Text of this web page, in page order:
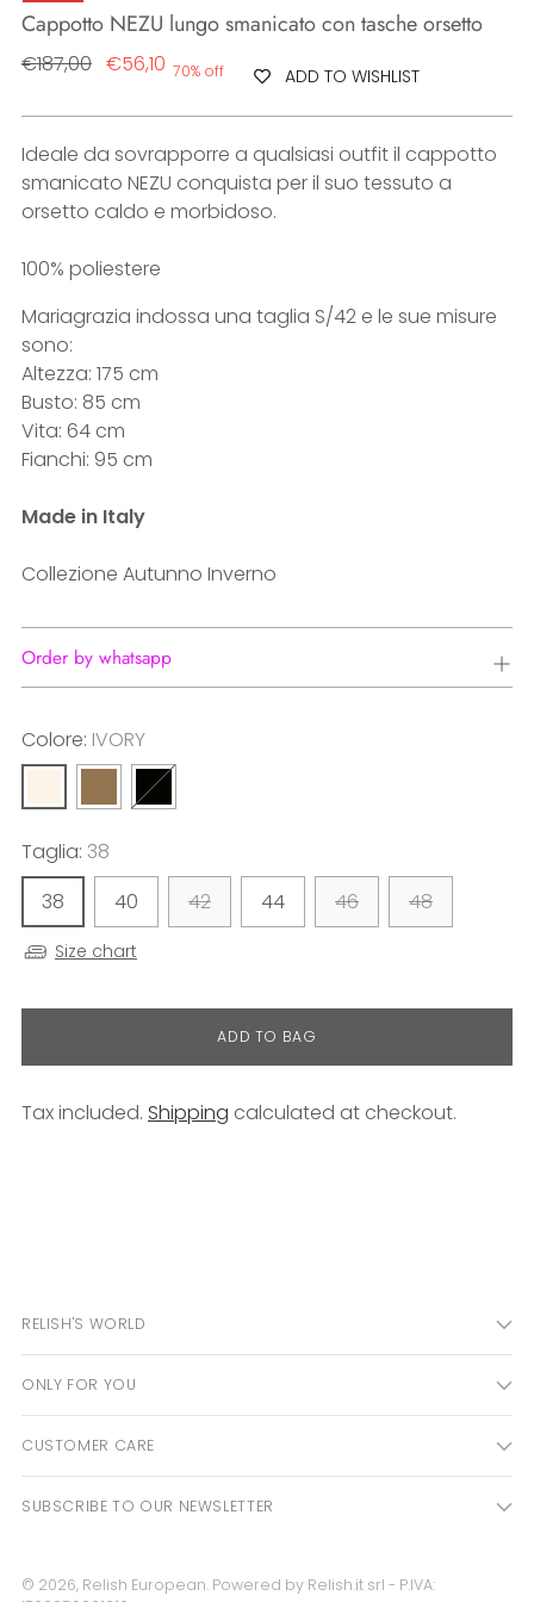
Cappotto NEZU lungo smanicato con tasche orsetto
Regular
€187,00 €56,10 70% off ADD TO WISHLIST
Ideale da sovrapporre a qualsiasi outfit il cappotto
smanicato NEZU conquista per il suo tessuto a
orsetto caldo e morbidoso.
100% poliestere
Mariagrazia indossa una taglia S/42 e le sue misure
sono:
Altezza: 175 cm
Busto: 85 cm
Vita: 64 cm
Fianchi: 95 cm
Made in Italy
Collezione Autunno Inverno
Order by whatsapp
Colore: IVORY
Taglia: 38
38
40 42 44 46 48
Size chart
ADD TO BAG
Tax included. Shipping calculated at checkout.
RELISH'S WORLD
ONLY FOR YOU
CUSTOMER CARE
SUBSCRIBE TO OUR NEWSLETTER
© 2026, Relish European. Powered by Relish.it srl - P.IVA: